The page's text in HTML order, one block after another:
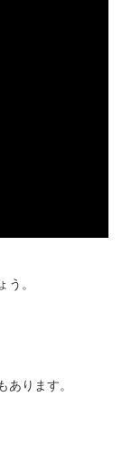
。
ります。